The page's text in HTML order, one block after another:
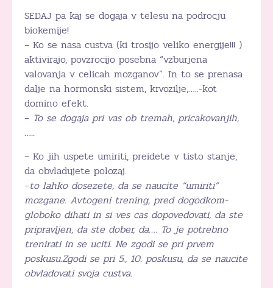
SEDAJ pa kaj se dogaja v telesu na podrocju
biokemije!
– Ko se nasa custva (ki trosijo veliko energije!!! )
aktivirajo, povzrocijo posebna “vzburjena
valovanja v celicah mozganov”. In to se prenasa
dalje na hormonski sistem, krvozilje,…..-kot
domino efekt.
– To se dogaja pri vas ob tremah, pricakovanjih,
…..
– Ko jih uspete umiriti, preidete v tisto stanje,
da obvladujete polozaj.
–to lahko dosezete, da se naucite “umiriti”
mozgane. Avtogeni trening, pred dogodkom-
globoko dihati in si ves cas dopovedovati, da ste
pripravljen, da ste dober, da…. To je potrebno
trenirati in se uciti. Ne zgodi se pri prvem
poskusu.Zgodi se pri 5., 10. poskusu, da se naucite
obvladovati svoja custva.